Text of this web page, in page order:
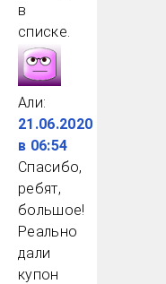
в
списке.
Али:
21.06.2020
в 06:54
Спасибо,
ребят,
большое!
Реально
дали
купон